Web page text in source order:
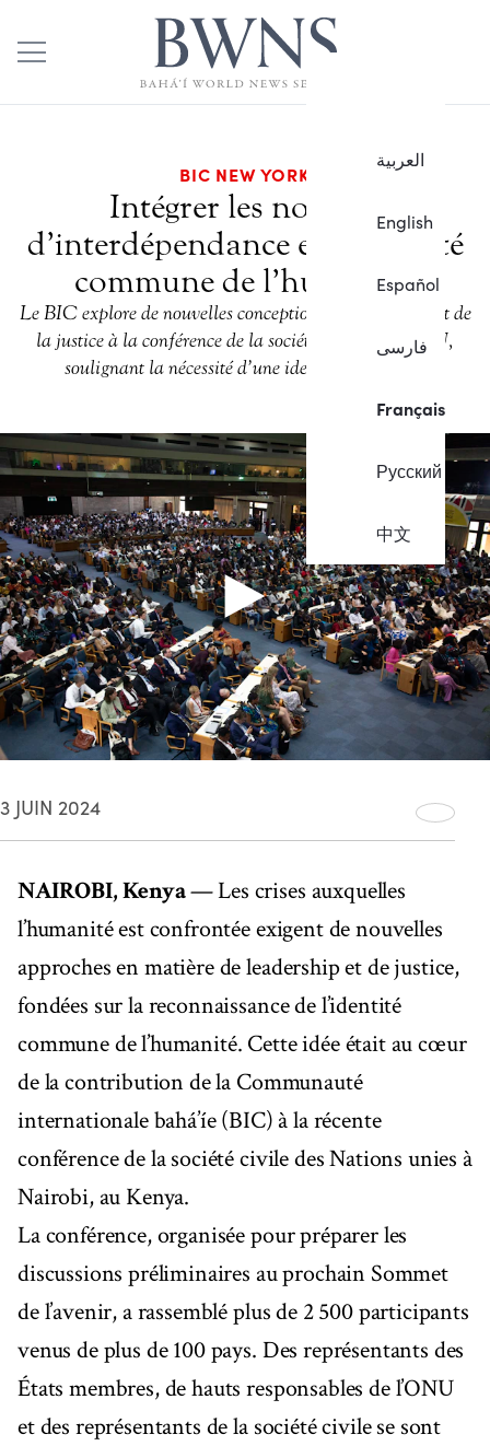
العربية
English
Español
فارسی
Français
Русский
中文
BIC NEW YORK
Intégrer les notions
d’interdépendance et d’identité
commune de l’humanité
Le BIC explore de nouvelles conceptions du leadership et de
la justice à la conférence de la société civile de l’ONU,
soulignant la nécessité d’une identité commune.
3 JUIN 2024
NAIROBI, Kenya— Les crises auxquelles
l’humanité est confrontée exigent de nouvelles
approches en matière de leadership et de justice,
fondées sur la reconnaissance de l’identité
commune de l’humanité. Cette idée était au cœur
de la contribution de la Communauté
internationale bahá’íe (BIC) à la récente
conférence de la société civile des Nations unies à
Nairobi, au Kenya.
La conférence, organisée pour préparer les
discussions préliminaires au prochain Sommet
de l’avenir, a rassemblé plus de 2 500 participants
venus de plus de 100 pays. Des représentants des
États membres, de hauts responsables de l’ONU
et des représentants de la société civile se sont